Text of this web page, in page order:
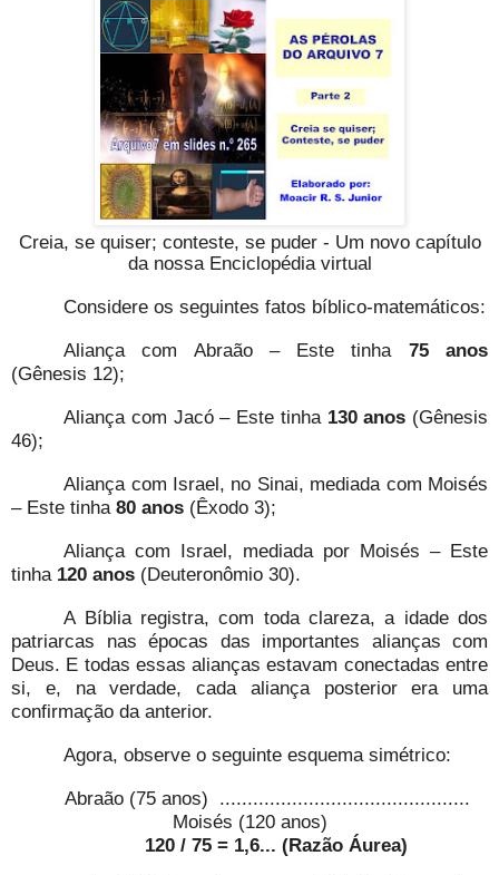
Creia, se quiser; conteste, se puder - Um novo capítulo
da nossa Enciclopédia virtual
Considere os seguintes fatos bíblico-matemáticos:
Aliança com Abraão – Este tinha 75 anos
(Gênesis 12);
Aliança com Jacó – Este tinha 130 anos (Gênesis
46);
Aliança com Israel, no Sinai, mediada com Moisés
– Este tinha 80 anos (Êxodo 3);
Aliança com Israel, mediada por Moisés – Este
tinha 120 anos (Deuteronômio 30).
A Bíblia registra, com toda clareza, a idade dos
patriarcas nas épocas das importantes alianças com
Deus. E todas essas alianças estavam conectadas entre
si, e, na verdade, cada aliança posterior era uma
confirmação da anterior.
Agora, observe o seguinte esquema simétrico:
Abraão (75 anos) .............................................
Moisés (120 anos)
120 / 75 = 1,6... (Razão Áurea)